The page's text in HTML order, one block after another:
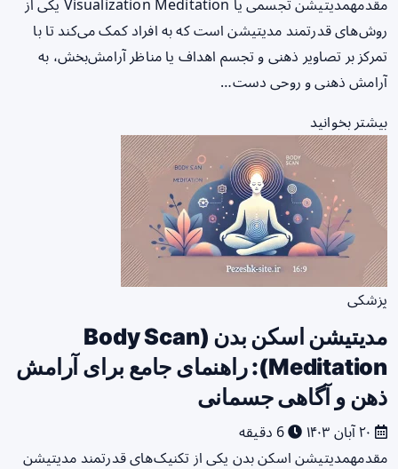
مقدمهمدیتیشن تجسمی یا Visualization Meditation یکی از
روش‌های قدرتمند مدیتیشن است که به افراد کمک می‌کند تا با
تمرکز بر تصاویر ذهنی و تجسم اهداف یا مناظر آرامش‌بخش، به
آرامش ذهنی و روحی دست…
بیشتر بخوانید
پزشکی
مدیتیشن اسکن بدن (Body Scan
Meditation): راهنمای جامع برای آرامش
ذهن و آگاهی جسمانی
6 دقیقه
مقدمهمدیتیشن اسکن بدن یکی از تکنیک‌های قدرتمند مدیتیشن